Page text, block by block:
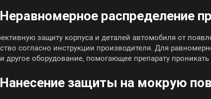
распределение
защиту корпуса и деталей автомобиля от
согласно инструкции производителя. Для
другое оборудование, помогающее препарату
защиты на мокрую